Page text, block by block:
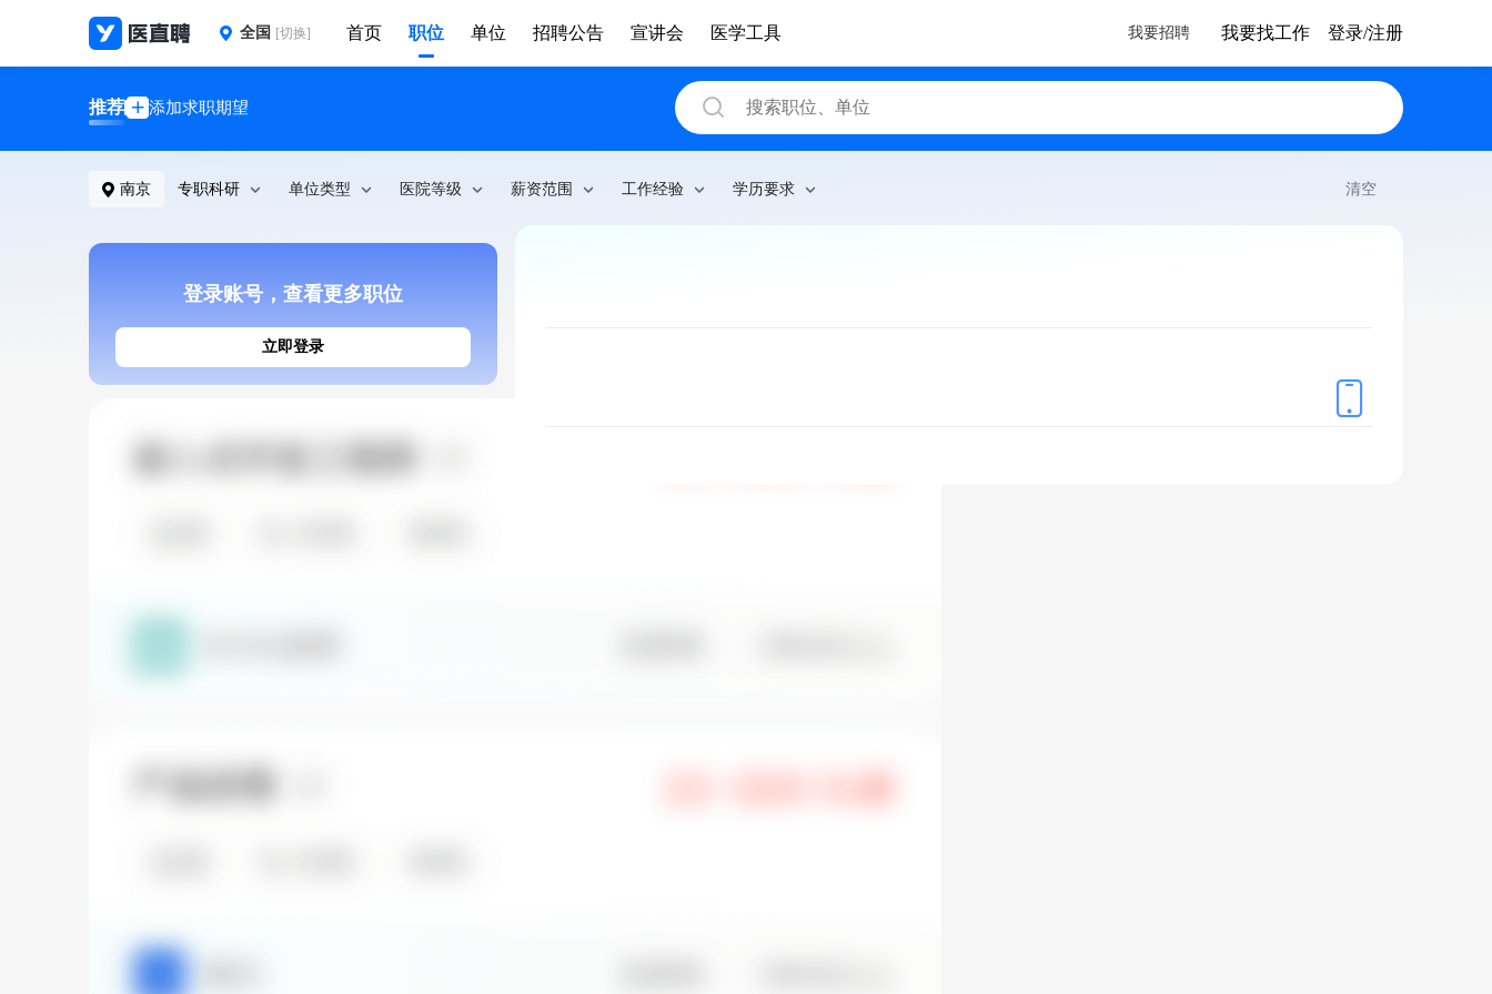
全国 [切换] 首页 职位 单位 招聘公告 宣讲会 医学工具 我要招聘 我要找工作 登录/注册
推荐 添加求职期望
南京 专职科研 单位类型 医院等级 薪资范围 工作经验 学历要求 清空
登录账号，查看更多职位
立即登录